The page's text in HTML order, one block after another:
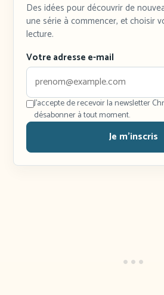
Des idées pour découvrir de
une série à commencer, et choisir
lecture.
Votre adresse e-mail
J'accepte de recevoir la newsletter
désabonner à tout moment.